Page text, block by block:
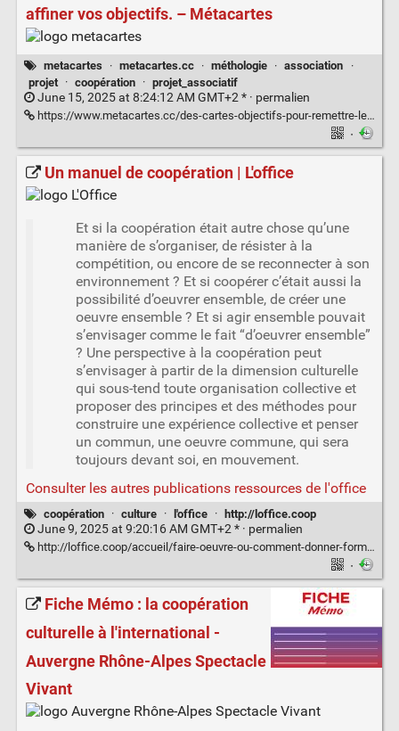
affiner vos objectifs. – Métacartes
metacartes · metacartes.cc · méthologie · association
·
projet
· coopération · projet_associatif
June 15, 2025 at 8:24:12 AM GMT+2 * · permalien
https://www.metacartes.cc/des-cartes-objectifs-pour-remettre-les-outils-participatifs-au-sein-dune-intention/
·
Un manuel de coopération | L'office
Et si la coopération était autre chose qu’une
manière de s’organiser, de résister à la
compétition, ou encore de se reconnecter à son
environnement ? Et si coopérer c’était aussi la
possibilité d’oeuvrer ensemble, de créer une
oeuvre ensemble ? Et si agir ensemble pouvait
s’envisager comme le fait “d’oeuvrer ensemble”
? Une perspective à la coopération peut
s’envisager à partir de la dimension culturelle
qui sous-tend toute organisation collective et
proposer des principes et des méthodes pour
construire une expérience collective et penser
un commun, une oeuvre commune, qui sera
toujours devant soi, en mouvement.
Consulter les autres publications ressources de l'office
coopération · culture · l'office · http://loffice.coop
June 9, 2025 at 9:20:16 AM GMT+2 * · permalien
http://loffice.coop/accueil/faire-oeuvre-ou-comment-donner-forme-a-la-cooperation/
·
Fiche Mémo : la coopération
culturelle à l'international -
Auvergne Rhône-Alpes Spectacle
Vivant